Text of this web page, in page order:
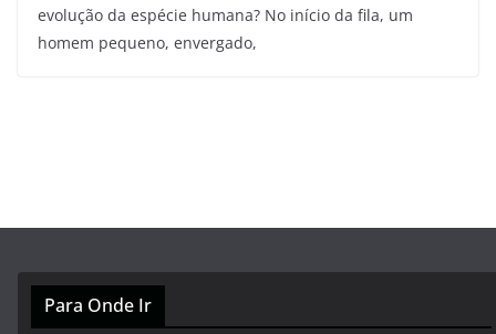
evolução da espécie humana? No início da fila, um
homem pequeno, envergado,
Para Onde Ir